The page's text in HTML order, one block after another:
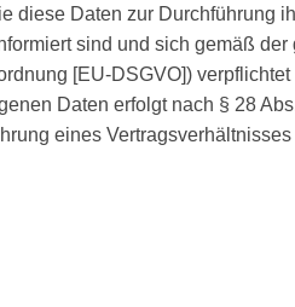
diese Daten zur Durchführung
sind und sich gemäß
[EU-DSGVO])
Daten erfolgt nach § 28
eines